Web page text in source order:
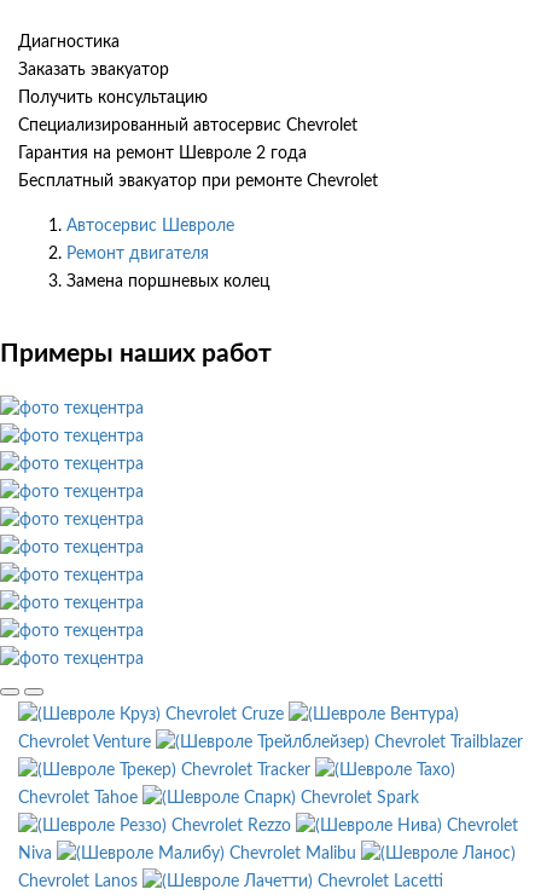
Диагностика
Заказать эвакуатор
Получить консультацию
Специализированный автосервис Chevrolet
Гарантия на ремонт Шевроле 2 года
Бесплатный эвакуатор при ремонте Chevrolet
Автосервис Шевроле
Ремонт двигателя
Замена поршневых колец
Примеры наших работ
Chevrolet Cruze
Chevrolet Venture
Chevrolet Trailblazer
Chevrolet Tracker
Chevrolet Tahoe
Chevrolet Spark
Chevrolet Rezzo
Chevrolet
Niva
Chevrolet Malibu
Chevrolet Lanos
Chevrolet Lacetti